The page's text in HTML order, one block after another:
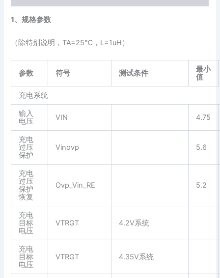
1、规格参数
（除特别说明，TA=25℃，L=1uH）
参数 符号 测试条件
最小
值
充电系统
输入
电压
VIN 4.75
充电
过压
保护
Vinovp 5.6
充电
过压
保护
恢复
Ovp_Vin_RE 5.2
充电
目标
电压
VTRGT 4.2V系统
充电
目标
电压
VTRGT 4.35V系统